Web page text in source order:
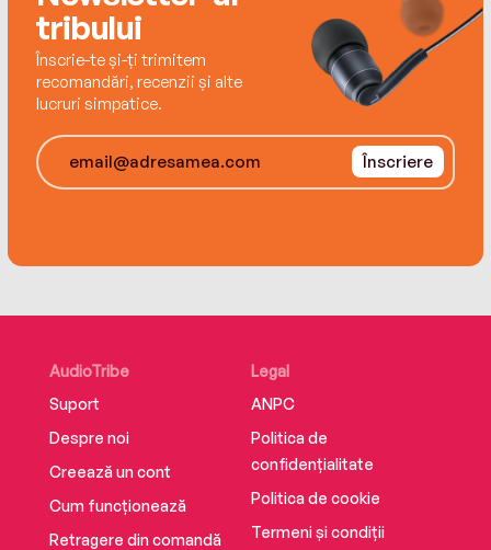
tribului
Înscrie-te și-ți trimitem
recomandări, recenzii și alte
lucruri simpatice.
Înscriere
AudioTribe
Suport
Despre noi
Creează un cont
Cum funcționează
Retragere din comandă
Legal
ANPC
Politica de
confidențialitate
Politica de cookie
Termeni și condiții